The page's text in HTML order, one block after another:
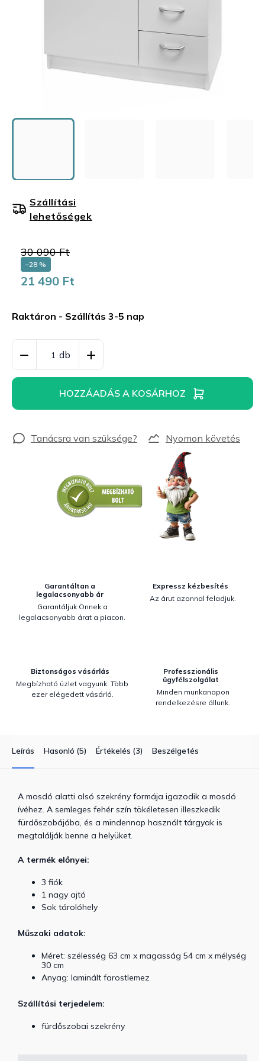
30 090 Ft
–28 %
21 490 Ft
Raktáron - Szállítás 3-5 nap
Szállítási
lehetőségek
HOZZÁADÁS A KOSÁRHOZ
Nyomon követés
Garantáltan a
legalacsonyabb ár
Garantáljuk Önnek a
legalacsonyabb árat a piacon.
Expressz kézbesítés
Az árut azonnal feladjuk.
Biztonságos vásárlás
Megbízható üzlet vagyunk. Több
ezer elégedett vásárló.
Professzionális
ügyfélszolgálat
Minden munkanapon
rendelkezésre állunk.
Leírás Hasonló (5) Értékelés (3) Beszélgetés
A mosdó alatti alsó szekrény formája igazodik a mosdó
ívéhez. A semleges fehér szín tökéletesen illeszkedik
fürdőszobájába, és a mindennap használt tárgyak is
megtalálják benne a helyüket.
A termék előnyei:
3 fiók
1 nagy ajtó
Sok tárolóhely
Műszaki adatok:
Méret: szélesség 63 cm x magasság 54 cm x mélység
30 cm
Anyag: laminált farostlemez
Szállítási terjedelem:
fürdőszobai szekrény